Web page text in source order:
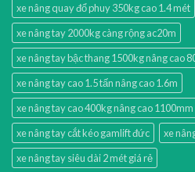
xe nâng quay đổ phuy 350kg cao 1.4 mét
xe nâng tay 2000kg càng rộng ac20m
xe nâng tay bậc thang 1500kg nâng cao
xe nâng tay cao 1.5 tấn nâng cao 1.6m
xe nâng tay cao 400kg nâng cao 1100mm
xe nâng tay cắt kéo gamlift đức
xe
xe nâng tay siêu dài 2 mét giá rẻ